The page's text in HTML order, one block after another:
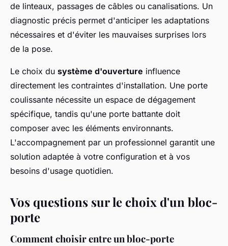
de linteaux, passages de câbles ou canalisations. Un
diagnostic précis permet d'anticiper les adaptations
nécessaires et d'éviter les mauvaises surprises lors
de la pose.
Le choix du système d'ouverture influence
directement les contraintes d'installation. Une porte
coulissante nécessite un espace de dégagement
spécifique, tandis qu'une porte battante doit
composer avec les éléments environnants.
L'accompagnement par un professionnel garantit une
solution adaptée à votre configuration et à vos
besoins d'usage quotidien.
Vos questions sur le choix d'un bloc-
porte
Comment choisir entre un bloc-porte